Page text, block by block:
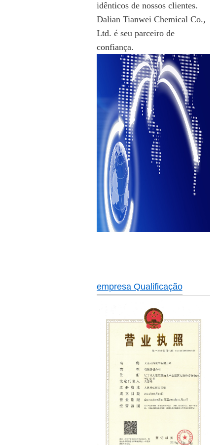
idênticos de nossos clientes.
Dalian Tianwei Chemical Co.,
Ltd. é seu parceiro de
confiança.
empresa Qualificação